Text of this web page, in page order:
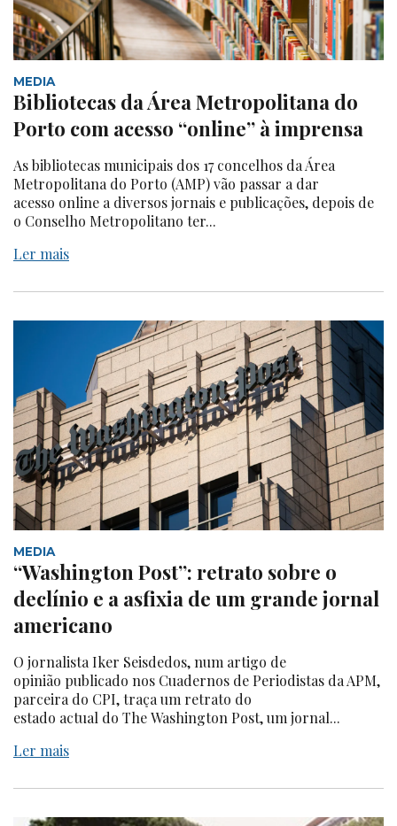
MEDIA
Bibliotecas da Área Metropolitana do
Porto com acesso “online” à imprensa
As bibliotecas municipais dos 17 concelhos da Área
Metropolitana do Porto (AMP) vão passar a dar
acesso online a diversos jornais e publicações, depois de
o Conselho Metropolitano ter...
Ler mais
MEDIA
“Washington Post”: retrato sobre o
declínio e a asfixia de um grande jornal
americano
O jornalista Iker Seisdedos, num artigo de
opinião publicado nos Cuadernos de Periodistas da APM,
parceira do CPI, traça um retrato do
estado actual do The Washington Post, um jornal...
Ler mais